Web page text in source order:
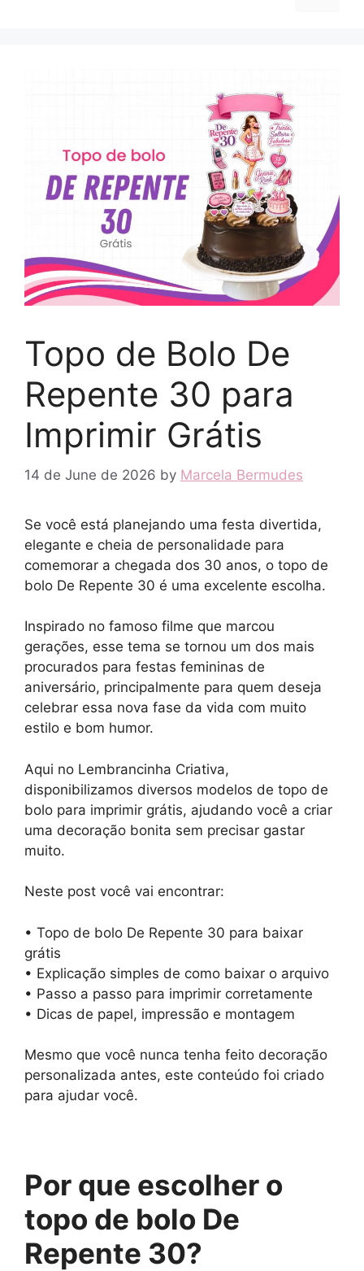
Topo de Bolo De
Repente 30 para
Imprimir Grátis
14 de June de 2026 by Marcela Bermudes
Se você está planejando uma festa divertida,
elegante e cheia de personalidade para
comemorar a chegada dos 30 anos, o topo de
bolo De Repente 30 é uma excelente escolha.
Inspirado no famoso filme que marcou
gerações, esse tema se tornou um dos mais
procurados para festas femininas de
aniversário, principalmente para quem deseja
celebrar essa nova fase da vida com muito
estilo e bom humor.
Aqui no Lembrancinha Criativa,
disponibilizamos diversos modelos de topo de
bolo para imprimir grátis, ajudando você a criar
uma decoração bonita sem precisar gastar
muito.
Neste post você vai encontrar:
• Topo de bolo De Repente 30 para baixar
grátis
• Explicação simples de como baixar o arquivo
• Passo a passo para imprimir corretamente
• Dicas de papel, impressão e montagem
Mesmo que você nunca tenha feito decoração
personalizada antes, este conteúdo foi criado
para ajudar você.
Por que escolher o
topo de bolo De
Repente 30?